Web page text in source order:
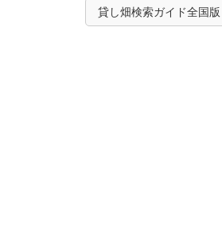
貸し畑検索ガイド全国版